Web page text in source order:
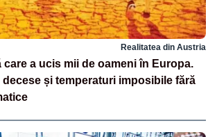
Realitatea din Austria
care a ucis mii de oameni în Europa.
decese și temperaturi imposibile fără